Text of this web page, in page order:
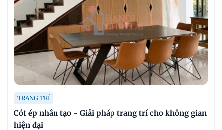
TRANG TRÍ
Cót ép nhân tạo - Giải pháp trang trí cho không gian
hiện đại